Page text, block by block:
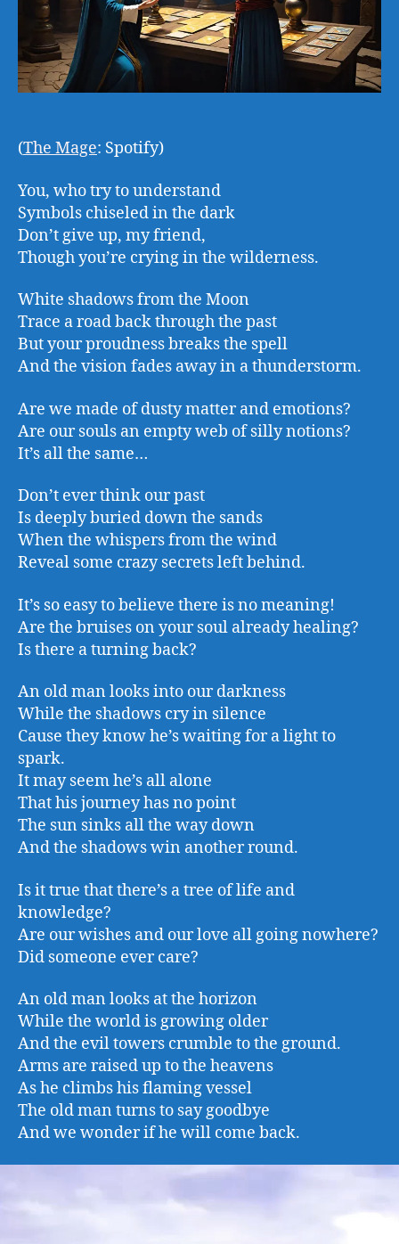
(The Mage: Spotify)
You, who try to understand
Symbols chiseled in the dark
Don’t give up, my friend,
Though you’re crying in the wilderness.
White shadows from the Moon
Trace a road back through the past
But your proudness breaks the spell
And the vision fades away in a thunderstorm.
Are we made of dusty matter and emotions?
Are our souls an empty web of silly notions?
It’s all the same…
Don’t ever think our past
Is deeply buried down the sands
When the whispers from the wind
Reveal some crazy secrets left behind.
It’s so easy to believe there is no meaning!
Are the bruises on your soul already healing?
Is there a turning back?
An old man looks into our darkness
While the shadows cry in silence
Cause they know he’s waiting for a light to
spark.
It may seem he’s all alone
That his journey has no point
The sun sinks all the way down
And the shadows win another round.
Is it true that there’s a tree of life and
knowledge?
Are our wishes and our love all going nowhere?
Did someone ever care?
An old man looks at the horizon
While the world is growing older
And the evil towers crumble to the ground.
Arms are raised up to the heavens
As he climbs his flaming vessel
The old man turns to say goodbye
And we wonder if he will come back.